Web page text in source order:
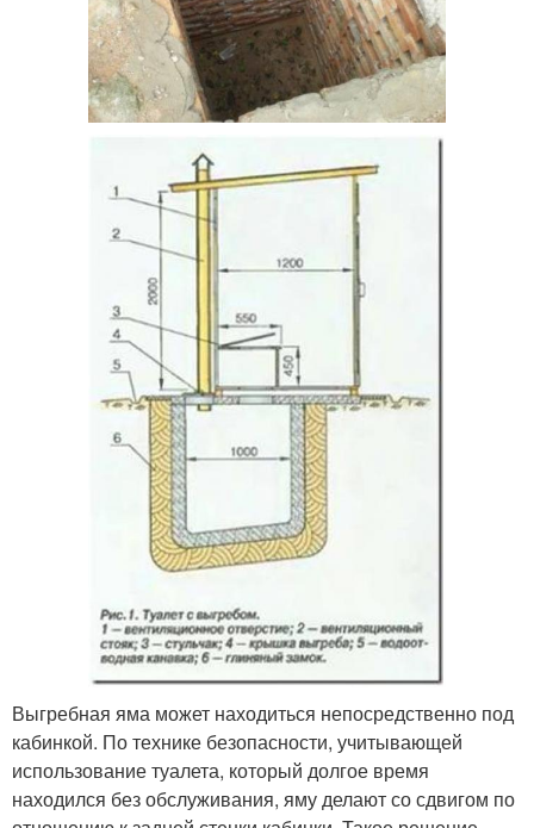
Выгребная яма может находиться непосредственно под
кабинкой. По технике безопасности, учитывающей
использование туалета, который долгое время
находился без обслуживания, яму делают со сдвигом по